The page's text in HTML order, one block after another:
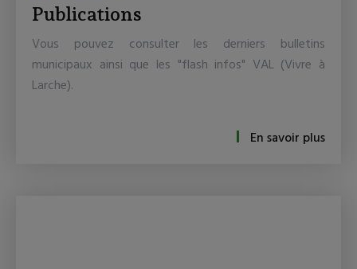
Publications
Vous pouvez consulter les derniers bulletins
municipaux ainsi que les "flash infos" VAL (Vivre à
Larche).
En savoir plus